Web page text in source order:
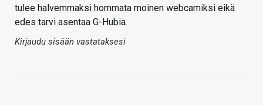
tulee halvemmaksi hommata moinen webcamiksi eikä
edes tarvi asentaa G-Hubia.
Kirjaudu sisään vastataksesi